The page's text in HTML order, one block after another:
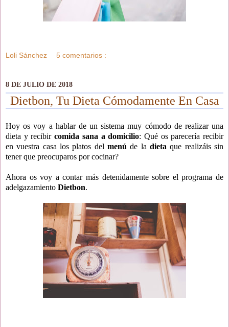
Loli Sánchez 5 comentarios :
8 DE JULIO DE 2018
Dietbon, Tu Dieta Cómodamente En Casa
Hoy os voy a hablar de un sistema muy cómodo de realizar una
dieta y recibircomida sana a domicilio: Qué os parecería recibir
en vuestra casa los platos del menú de la dieta que realizáis sin
tener que preocuparos por cocinar?
Ahora os voy a contar más detenidamente sobre el programa de
adelgazamiento Dietbon.